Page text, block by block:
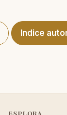
Indice
ESPLORA